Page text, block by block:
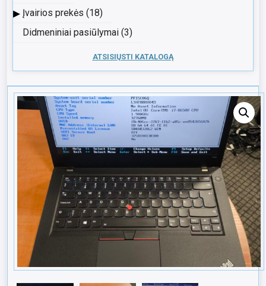
▸ Įvairios prekės (18)
Didmeniniai pasiūlymai (3)
ATSISIŲSTI KATALOGĄ